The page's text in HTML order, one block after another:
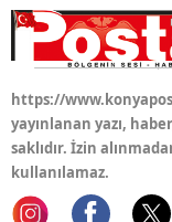
https://
yayınlanan yazı,
saklıdır. İzin
kullanılamaz.